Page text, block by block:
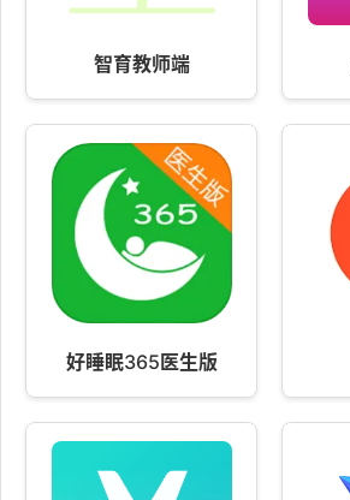
智育教师端
好睡眠365医生版